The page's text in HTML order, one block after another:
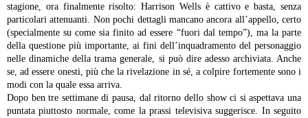
stagione, ora finalmente risolto: Harrison Wells è cattivo e basta, senza
particolari attenuanti. Non pochi dettagli mancano ancora all’appello, certo
(specialmente su come sia finito ad essere “fuori dal tempo”), ma la parte
della questione più importante, ai fini dell’inquadramento del personaggio
nelle dinamiche della trama generale, si può dire adesso archiviata. Anche
se, ad essere onesti, più che la rivelazione in sé, a colpire fortemente sono i
modi con la quale essa arriva.
Dopo ben tre settimane di pausa, dal ritorno dello show ci si aspettava una
puntata piuttosto normale, come la prassi televisiva suggerisce. In seguito